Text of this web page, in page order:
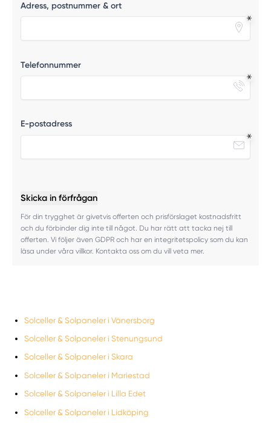
Adress, postnummer & ort
Telefonnummer
E-postadress
Skicka in förfrågan
För din trygghet är givetvis offerten och prisförslaget kostnadsfritt
och du förbinder dig inte till något. Du har rätt att tacka nej till
offerten. Vi följer även GDPR och har en integritetspolicy som du kan
läsa under våra villkor. Kontakta oss om du vill veta mer.
Solceller & Solpaneler i Vänersborg
Solceller & Solpaneler i Stenungsund
Solceller & Solpaneler i Skara
Solceller & Solpaneler i Mariestad
Solceller & Solpaneler i Lilla Edet
Solceller & Solpaneler i Lidköping